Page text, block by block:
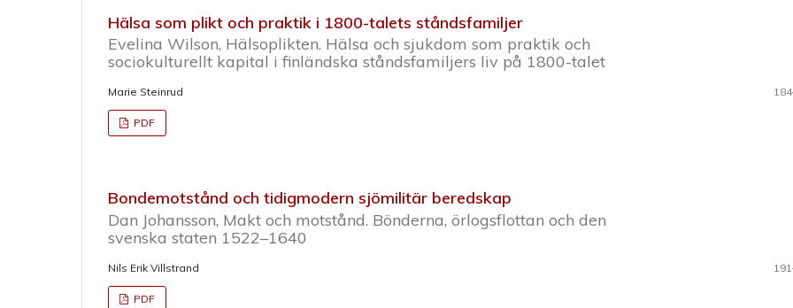
Hälsa som plikt och praktik i 1800-talets ståndsfamiljer
Evelina Wilson, Hälsoplikten. Hälsa och sjukdom som praktik och
sociokulturellt kapital i finländska ståndsfamiljers liv på 1800-talet
Marie Steinrud
PDF
Bondemotstånd och tidigmodern sjömilitär beredskap
Dan Johansson, Makt och motstånd. Bönderna, örlogsflottan och den
svenska staten 1522–1640
Nils Erik Villstrand
PDF